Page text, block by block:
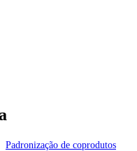
Padronização de coprodutos